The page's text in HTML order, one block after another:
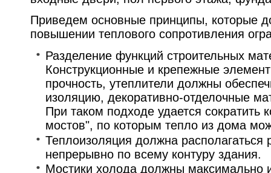
Приведем основные принципы, которые
повышении теплового сопротивления
Разделение функций строительных
Конструкционные и крепежные
прочность, утеплители должны
изоляцию, декоративно-отделочные
При таком подходе удается сократить
мостов", по которым тепло из дома
Теплоизоляция должна располагаться
непрерывно по всему контуру здания.
Мостики холода должны максимально